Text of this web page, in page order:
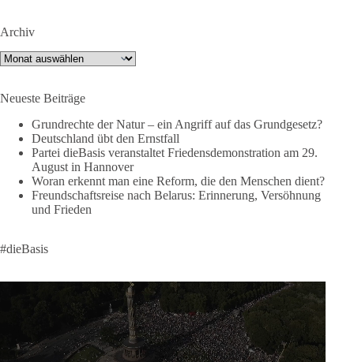
Staats- und Regierungschefs zum NATO-Gipfel in der Türkei.
Von der NATO wird behauptet, sie sei das wichtigste
Die Gipfelerklärung liest sich jedoch wie ein Protokoll einer
industriellen Kriegskonferenz:
Neue Milliardenhilfen für die Ukraine, neue Verpflichtungen
für Europa, gigantische Rüstungsdeals, Ausbau der
Verteidigungsindustrie, Modernisierung der Streitkräfte, ein
klares Bekenntnis zur militärischen Abschreckung und dazu
Und wo war der Austausch über eine friedensorientierte
🟩🟩🟦🟦🟥🟥🟧🟧
dieBasis fordert als einzige Partei in Deutschland den Austritt
aus der NATO. Ein Gipfel, der mehr nach Rüstungsdeal als
Archiv
Archiv
Neueste Beiträge
Grundrechte der Natur – ein Angriff auf das Grundgesetz?
Deutschland übt den Ernstfall
Partei dieBasis veranstaltet Friedensdemonstration am 29.
August in Hannover
Woran erkennt man eine Reform, die den Menschen dient?
Freundschaftsreise nach Belarus: Erinnerung, Versöhnung
und Frieden
#dieBasis